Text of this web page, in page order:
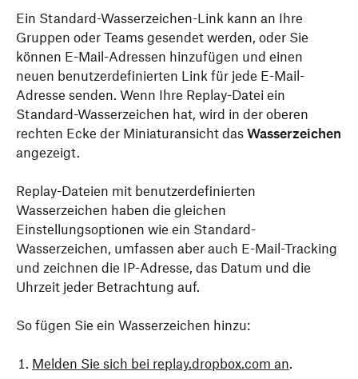
Ein Standard-Wasserzeichen-Link kann an Ihre
Gruppen oder Teams gesendet werden, oder Sie
können E-Mail-Adressen hinzufügen und einen
neuen benutzerdefinierten Link für jede E-Mail-
Adresse senden. Wenn Ihre Replay-Datei ein
Standard-Wasserzeichen hat, wird in der oberen
rechten Ecke der Miniaturansicht das Wasserzeichen
angezeigt.
Replay-Dateien mit benutzerdefinierten
Wasserzeichen haben die gleichen
Einstellungsoptionen wie ein Standard-
Wasserzeichen, umfassen aber auch E-Mail-Tracking
und zeichnen die IP-Adresse, das Datum und die
Uhrzeit jeder Betrachtung auf.
So fügen Sie ein Wasserzeichen hinzu:
Melden Sie sich bei replay.dropbox.com an.